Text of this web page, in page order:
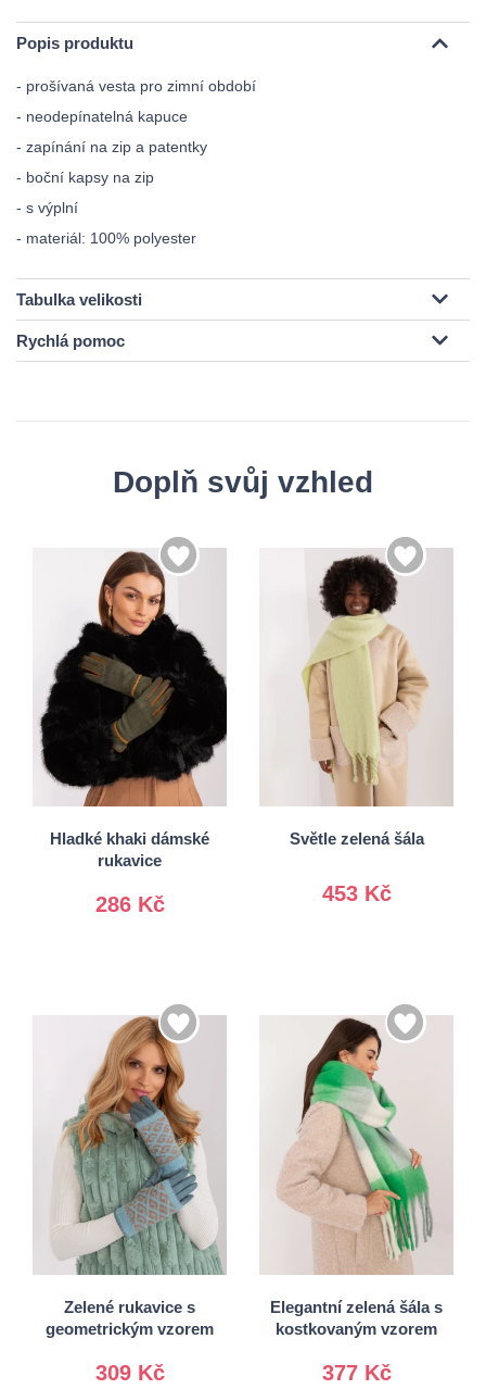
Popis produktu
- prošívaná vesta pro zimní období
- neodepínatelná kapuce
- zapínání na zip a patentky
- boční kapsy na zip
- s výplní
- materiál: 100% polyester
Tabulka velikosti
Rychlá pomoc
Doplň svůj vzhled
Hladké khaki dámské
rukavice
286 Kč
S/M
L/XL
Světle zelená šála
453 Kč
Univerzální
Zelené rukavice s
geometrickým vzorem
309 Kč
S/M
L/XL
Elegantní zelená šála s
kostkovaným vzorem
377 Kč
Univerzální